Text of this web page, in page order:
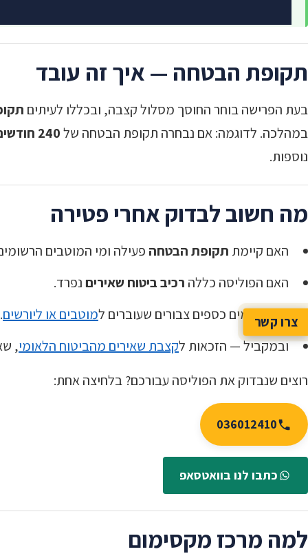
תקופת הבטחה — איך זה עובד
בעת הפרישה בוחר החוסך מסלול קצבה, ובכללו לעיתים
במהלכה. לדוגמה: אם נבחרה תקופת הבטחה של240 חודשים (20 שנים)
נוספות.
מה חשוב לבדוק אחרי פטירה
האם קיימת תקופת הבטחה פעילה ומי המוטבים
האם הפוליסה כללה רכיב ביטוח שאיריםנפרד.
האם קיימים כספים צבורים שעוברים למוטבים או ליורשים.
ובמקביל — הזכאות לקצבת שאירים מהביטוח הלאומי,
רוצים שנבדוק את הפוליסה עבורכם? בלחיצה אחת:
036012410
כתבו לנו בוואטסאפ
למה מרכז מקסימום
צרו קשר